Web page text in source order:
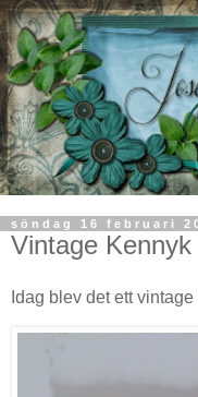
söndag 16 februari
Vintage Kennyk
Idag blev det ett